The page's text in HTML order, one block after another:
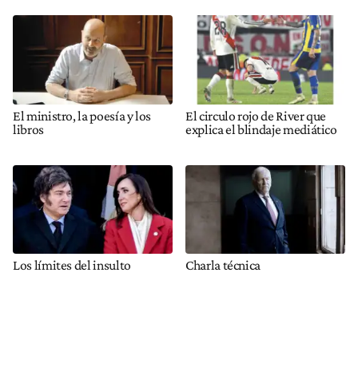
El ministro, la poesía y los
libros
El circulo rojo de River que
explica el blindaje mediático
Los límites del insulto Charla técnica